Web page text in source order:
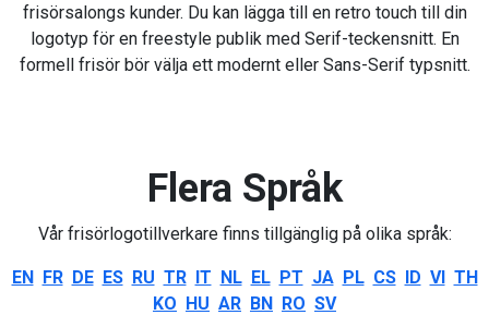
frisörsalongs kunder. Du kan lägga till en retro touch till din
logotyp för en freestyle publik med Serif-teckensnitt. En
formell frisör bör välja ett modernt eller Sans-Serif typsnitt.
Flera Språk
Vår frisörlogotillverkare finns tillgänglig på olika språk:
EN FR DE ES RU TR IT NL EL PT JA PL CS ID VI TH
KO HU AR BN RO SV